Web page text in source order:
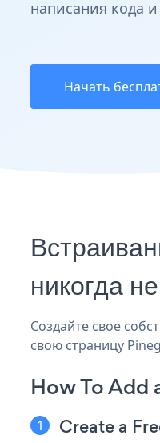
написания кода
Начать
никогда
Создайте свое
свою страницу
How To Add
Create a